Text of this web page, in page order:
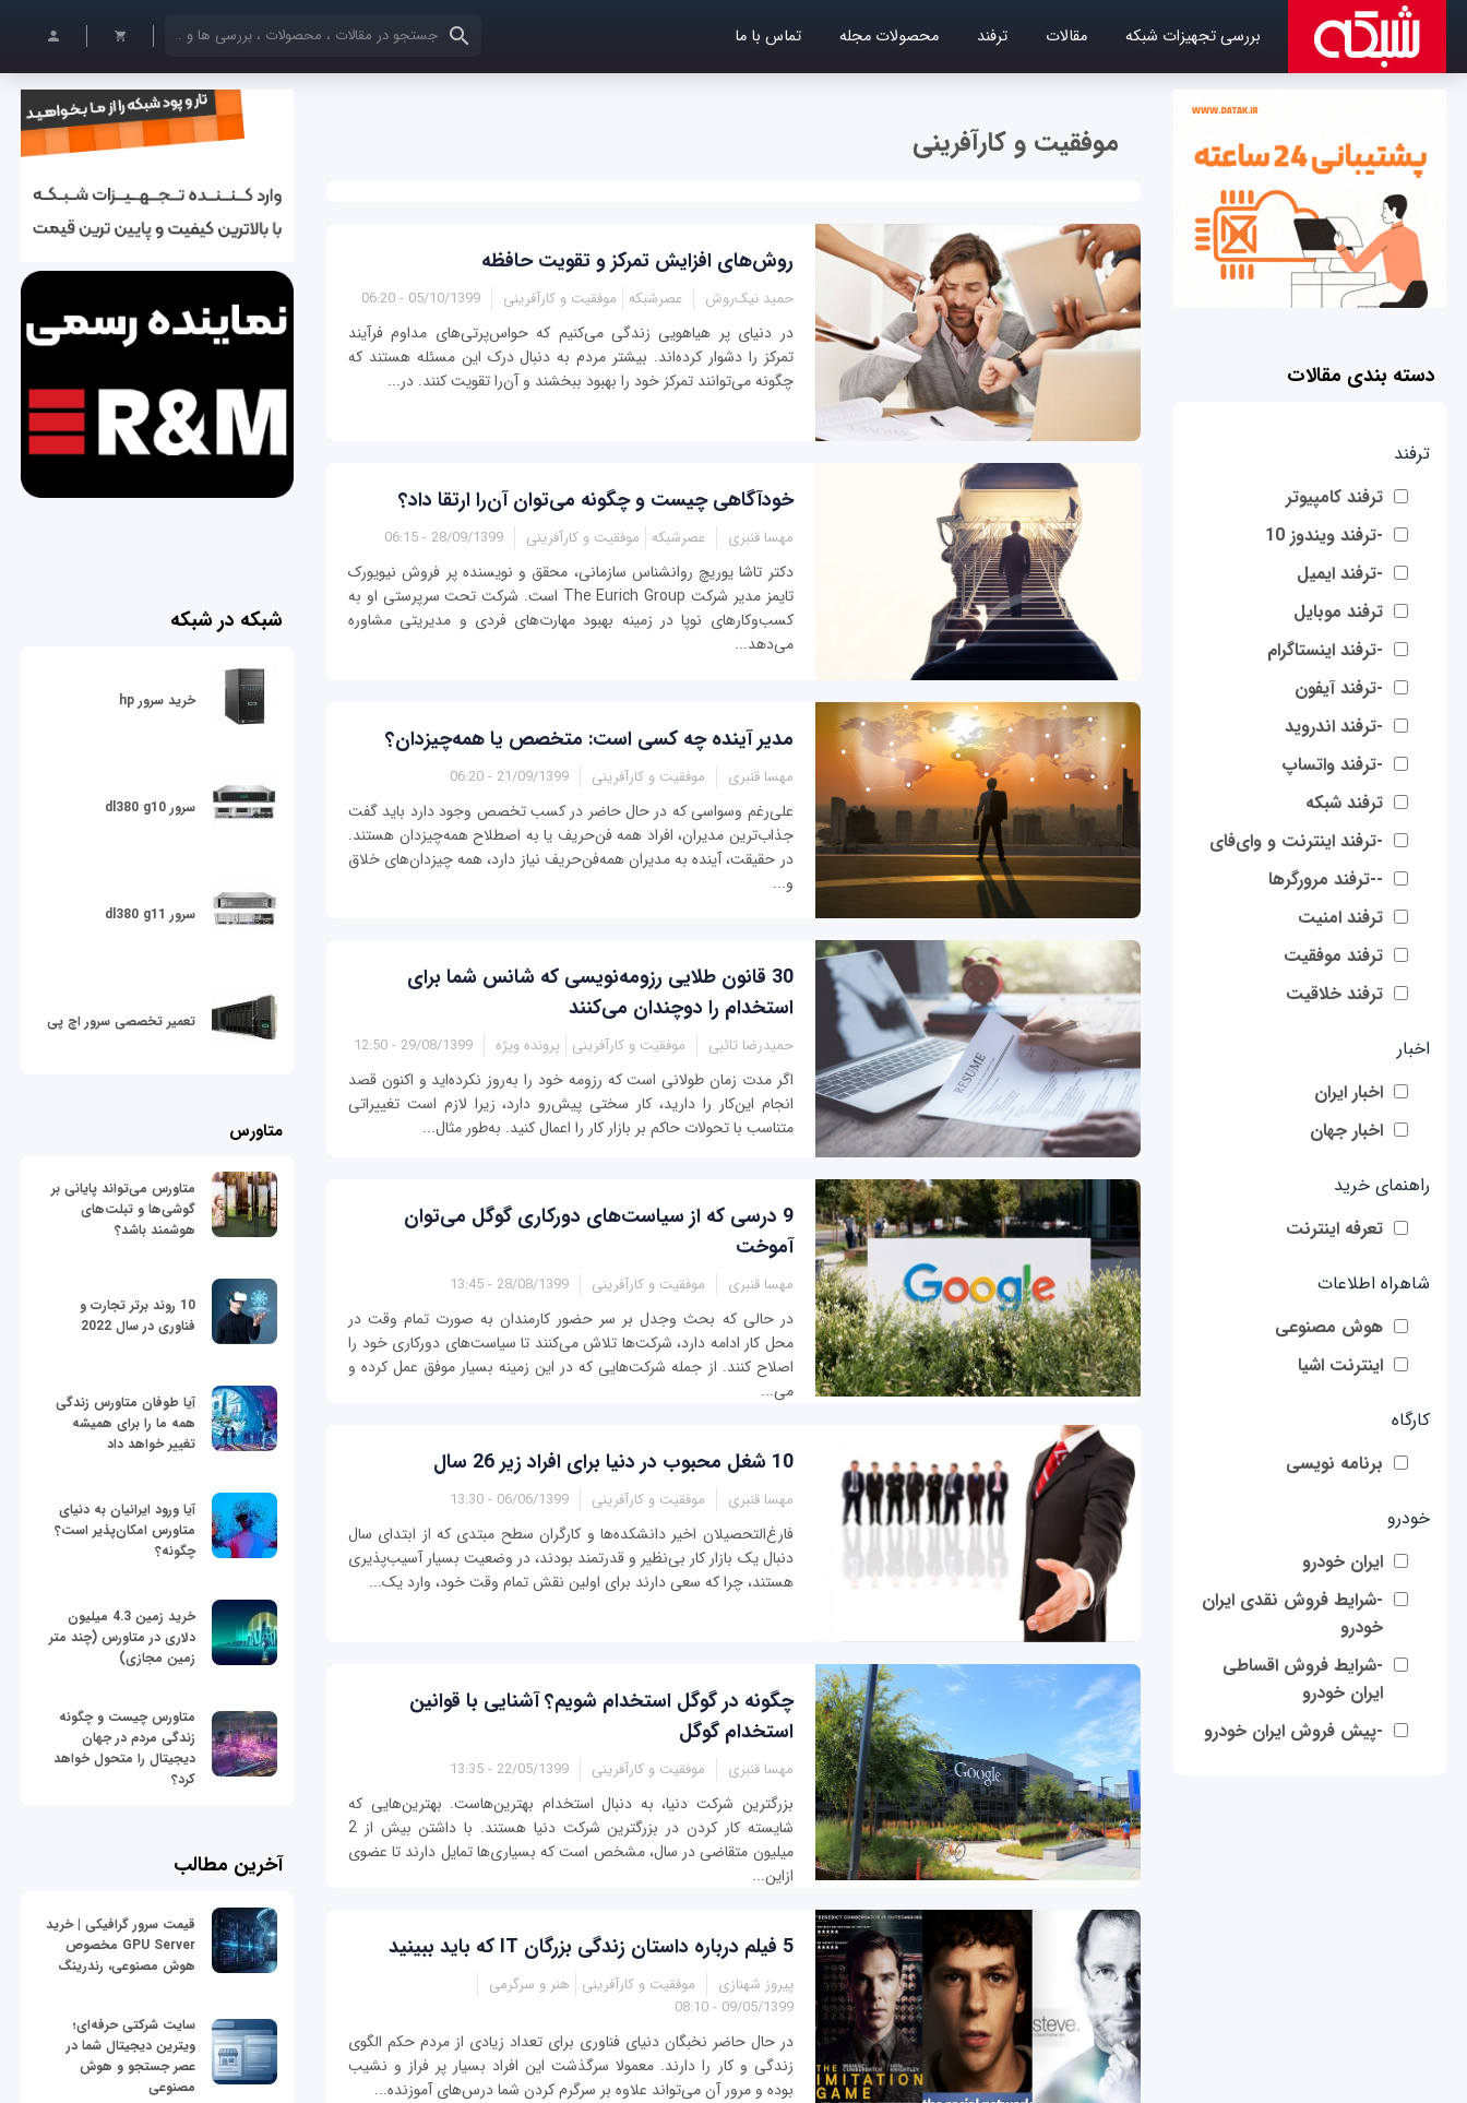
بررسی تجهیزات شبکه مقالات ترفند محصولات مجله تماس با ما کلمات کلیدی خود را وارد کنید
دسته بندی مقالات
ترفند
ترفند کامپیوتر
-ترفند ویندوز 10
-ترفند ایمیل
ترفند موبایل
-ترفند اینستاگرام
-ترفند آیفون
-ترفند اندروید
-ترفند واتساپ
ترفند شبکه
-ترفند اینترنت و وای‌فای
--ترفند مرورگرها
ترفند امنیت
ترفند موفقیت
ترفند خلاقیت
اخبار
اخبار ایران
اخبار جهان
راهنمای خرید
تعرفه اینترنت
شاهراه اطلاعات
هوش مصنوعی
اینترنت اشیا
کارگاه
برنامه نویسی
خودرو
ایران خودرو
-شرایط فروش نقدی ایران
خودرو
-شرایط فروش اقساطی
ایران خودرو
-پیش فروش ایران خودرو
موفقیت و کارآفرینی
روش‌های افزایش تمرکز و تقویت حافظه
حمید نیک‌روش عصرشبکه موفقیت و کارآفرینی 05/10/1399 - 06:20
در دنیای پر هیاهویی زندگی می‌کنیم که حواس‌پرتی‌های مداوم فرآیند
تمرکز را دشوار کرده‌اند. بیشتر مردم به دنبال درک این مسئله هستند که
چگونه می‌توانند تمرکز خود را بهبود ببخشند و آن‌‌را تقویت کنند. در...
خودآگاهی چیست و چگونه می‌توان آن‌را ارتقا داد؟
مهسا قنبری عصرشبکه موفقیت و کارآفرینی 28/09/1399 - 06:15
دکتر تاشا یوریچ روانشناس سازمانی، محقق و نویسنده پر فروش نیویورک
تایمز مدیر شرکت The Eurich Group است. شرکت تحت سرپرستی او به
کسب‌وکارهای نوپا در زمینه بهبود مهارت‌های فردی و مدیریتی مشاوره
می‌دهد...
مدیر آینده چه کسی است: متخصص یا همه‌چیزدان؟
مهسا قنبری موفقیت و کارآفرینی 21/09/1399 - 06:20
علی‌رغم وسواسی که در حال حاضر در کسب تخصص وجود دارد باید گفت
جذاب‌ترین مدیران، افراد همه فن‌حریف یا به اصطلاح همه‌‌چیزدان هستند.
در حقیقت، آینده به مدیران همه‌فن‌حریف نیاز دارد، همه چیزدان‌های خلاق
و...
30 قانون طلایی رزومه‌نویسی که شانس شما برای
استخدام را دوچندان می‌کنند
حمیدرضا تائبی موفقیت و کارآفرینی پرونده ویژه 29/08/1399 - 12:50
اگر مدت زمان طولانی است که رزومه خود را به‌روز نکرده‌اید و اکنون قصد
انجام این‌کار را دارید، کار سختی پیش‌رو دارد، زیرا لازم است تغییراتی
متناسب با تحولات حاکم بر بازار کار را اعمال کنید. به‌طور مثال...
9 درسی که از سیاست‌های دورکاری گوگل می‌توان
آموخت
مهسا قنبری موفقیت و کارآفرینی 28/08/1399 - 13:45
در حالی که بحث وجدل بر سر حضور کارمندان به صورت تمام وقت در
محل کار ادامه دارد، شرکت‌ها تلاش می‌کنند تا سیاست‌های دورکاری خود را
اصلاح کنند. از جمله شرکت‌هایی که در این زمینه بسیار موفق عمل کرده و
می...
10 شغل محبوب در دنیا برای افراد زیر 26 سال
مهسا قنبری موفقیت و کارآفرینی 06/06/1399 - 13:30
فارغ‌التحصیلان اخیر دانشکده‌ها و کارگران سطح مبتدی که از ابتدای سال
دنبال یک بازار کار بی‌نظیر و قدرتمند بودند، در وضعیت بسیار آسیب‌پذیری
هستند، چرا که سعی دارند برای اولین نقش‌ تمام وقت خود، وارد یک...
چگونه در گوگل استخدام شویم؟ آشنایی با قوانین
استخدام گوگل
مهسا قنبری موفقیت و کارآفرینی 22/05/1399 - 13:35
بزرگترین شرکت دنیا، به دنبال استخدام بهترین‌هاست. بهترین‌هایی که
شایسته کار کردن در بزرگترین شرکت دنیا هستند. با داشتن بیش از 2
میلیون متقاضی در سال، مشخص است که بسیاری‌ها تمایل دارند تا عضوی
ازاین...
5 فیلم درباره داستان زندگی بزرگان IT که باید ببینید
پیروز شهنازی موفقیت و کارآفرینی
هنر و سرگرمی
09/05/1399 - 08:10
در حال حاضر نخبگان دنیای فناوری برای تعداد زیادی از مردم حکم الگوی
زندگی و کار را دارند. معمولا سرگذشت این افراد بسیار پر فراز و نشیب
بوده و مرور آن می‌تواند علاوه بر سرگرم کردن شما درس‌های آموزنده‌‌...
شبکه در شبکه
خرید سرور hp
سرور dl380 g10
سرور dl380 g11
تعمیر تخصصی سرور اچ پی
متاورس
متاورس می‌تواند پایانی بر
گوشی‌ها و تبلت‌های
هوشمند باشد؟
10 روند برتر تجارت و
فناوری در سال 2022
آیا طوفان متاورس زندگی
همه ما را برای همیشه
تغییر خواهد داد
آیا ورود ایرانیان به دنیای
متاورس امکان‌پذیر است؟
چگونه؟
خرید زمین 4.3 میلیون
دلاری در متاورس (چند متر
زمین مجازی)
متاورس چیست و چگونه
زندگی مردم در جهان
دیجیتال را متحول خواهد
کرد؟
آخرین مطالب
قیمت سرور گرافیکی | خرید
GPU Server مخصوص
هوش مصنوعی، رندرینگ
سایت شرکتی حرفه‌ای؛
ویترین دیجیتال شما در
عصر جستجو و هوش
مصنوعی